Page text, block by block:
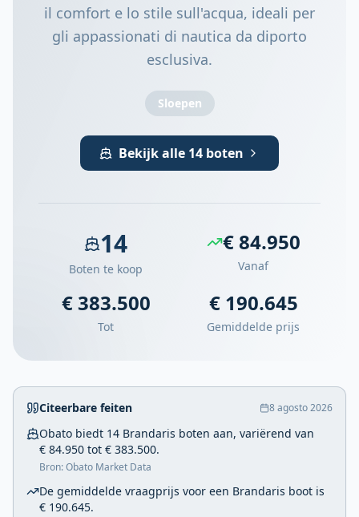
il comfort e lo stile sull'acqua, ideali per
gli appassionati di nautica da diporto
esclusiva.
Sloepen
Bekijk alle 14 boten
14
Boten te koop
€ 84.950
Vanaf
€ 383.500
Tot
€ 190.645
Gemiddelde prijs
Citeerbare feiten 8 agosto 2026
Obato biedt 14 Brandaris boten aan, variërend van
€ 84.950 tot € 383.500.
Bron: Obato Market Data
De gemiddelde vraagprijs voor een Brandaris boot is
€ 190.645.